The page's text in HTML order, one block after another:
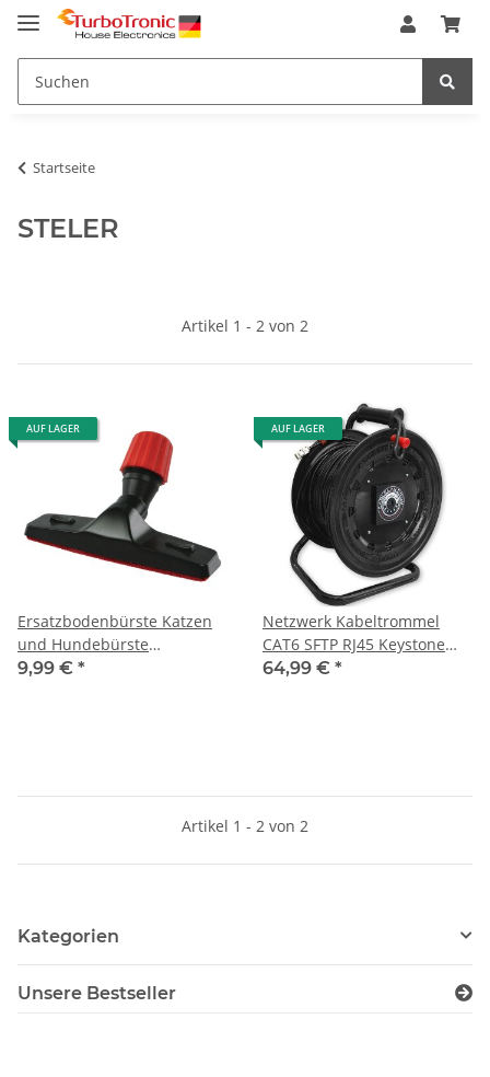
Startseite
STELER
Artikel 1 - 2 von 2
AUF LAGER
Ersatzbodenbürste Katzen
und Hundebürste
Ersatzdüse 30 31 32 33 34
9,99 € *
AUF LAGER
Netzwerk Kabeltrommel
CAT6 SFTP RJ45 Keystone
Internetverlängerung
64,99 € *
Artikel 1 - 2 von 2
Kategorien
Unsere Bestseller